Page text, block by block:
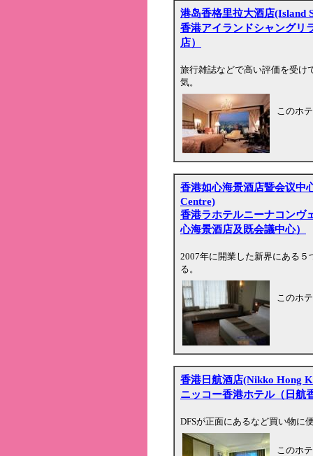
港岛香格里拉大酒店(Island
香港アイランドシャングリ
店）
旅行雑誌などで高い評価を受け
気。
このホ
香港如心海景酒店暨会议中
Centre)
香港ラホテルニーナコンヴ
心海景酒店及既会議中心）
2007年に開業した新界にある
る。
このホ
香港日航酒店(Nikko Hong
ニッコー香港ホテル（日航
DFSが正面にあるなど買い物に
このホ